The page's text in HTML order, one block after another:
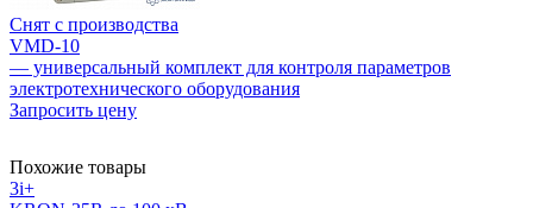
Снят с производства
VMD-10
— универсальный комплект для контроля параметров
электротехнического оборудования
Запросить цену
Похожие товары
3i+